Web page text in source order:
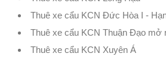
Thuê xe cẩu KCN Đức Hòa I -
Thuê xe cẩu KCN Thuận Đạo mở
Thuê xe cẩu KCN Xuyên Á